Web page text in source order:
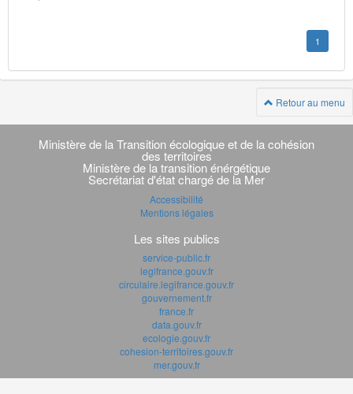
1
Retour au menu
Navigation
transverse
Ministère de la Transition écologique et de la cohésion
des territoires
Ministère de la transition énérgétique
Secrétariat d'état chargé de la Mer
Accessibilité
Mentions légales
Les sites publics
service-public.fr
legifrance.gouv.fr
circulaire.legifrance.gouv.fr
gouvernement.fr
france.fr
data.gouv.fr
ecologie.gouv.fr
cohesion-territoires.gouv.fr
mer.gouv.fr